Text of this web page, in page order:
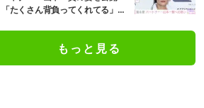
「たくさん背負ってくれてる」感
もっと見る